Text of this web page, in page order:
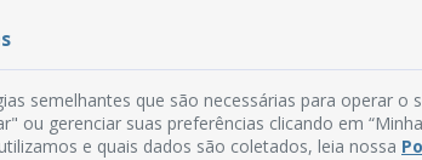
Fone:
Email:
semelhantes que são necessárias para operar o
ou gerenciar suas preferências clicando em
e quais dados são coletados, leia nossa